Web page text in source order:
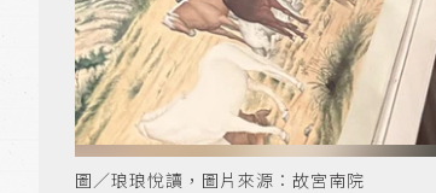
圖／琅琅悅讀，圖片來源：故宮南院